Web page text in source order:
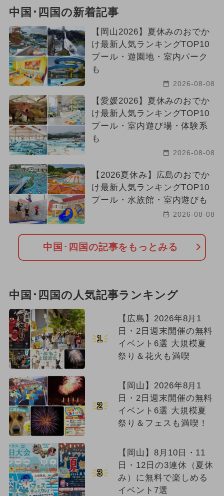
中国･四国の新着記事
【岡山2026】夏休みのおでか
け最新人気ランキングTOP10
プール・遊園地・室内パーク
も
2026-08-08
【愛媛2026】夏休みのおでか
け最新人気ランキングTOP10
プール・室内遊び場・体験系
も
2026-08-08
【2026夏休み】広島のおでか
け最新人気ランキングTOP10
プール・水族館・室内遊びも
2026-08-08
中国･四国の記事をもっとみる
中国･四国の人気記事ランキング
1
【広島】2026年8月1
日・2日週末開催の無料
イベント6選 大規模夏
祭り＆花火も満喫
2
【岡山】2026年8月1
日・2日週末開催の無料
イベント6選 大規模夏
祭り＆フェスも満喫！
3
【岡山】8月10日・11
日・12日の3連休（夏休
み）に無料で楽しめる
イベント7選